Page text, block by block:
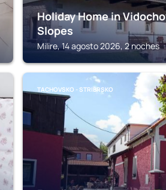
Holiday Home in
Slopes
Milire, 14 agosto 2026, 2 noches
TACHOVSKO - STRIBRSKO